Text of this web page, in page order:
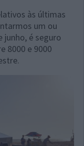
às últimas
um ou
é seguro
8000 e 9000